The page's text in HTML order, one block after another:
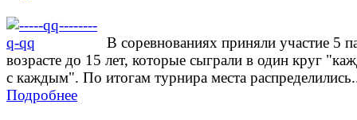
В соревнованиях приняли участие 5
возрасте до 15 лет, которые сыграли в один круг
с каждым". По итогам турнира места
Подробнее